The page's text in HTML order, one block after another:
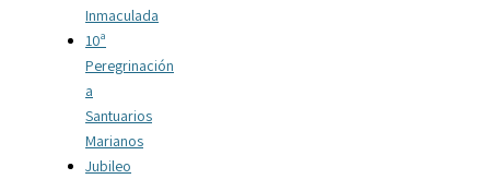
Inmaculada
10ª
Peregrinación
a
Santuarios
Marianos
Jubileo